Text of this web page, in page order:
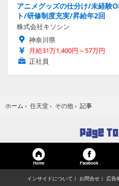
アニメグッズの仕分け/未経験
ト/研修制度充実/昇給年2回
株式会社キソシン
神奈川県
月給31万1,400円～57万円
正社員
ホーム › 任天堂 › その他 › 記事
Home Facebook
インサイドについて お問合せ 広告